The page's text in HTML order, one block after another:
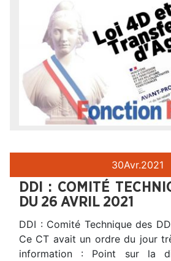
30Avr.2021
DDI : COMITÉ
DU 26 AVRIL 2021
DDI : Comité Technique des
Ce CT avait un ordre du jour
information : Point sur la